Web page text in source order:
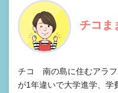
チコま
チコ 南の島に住むアラフ
が1年違いで大学進学、学